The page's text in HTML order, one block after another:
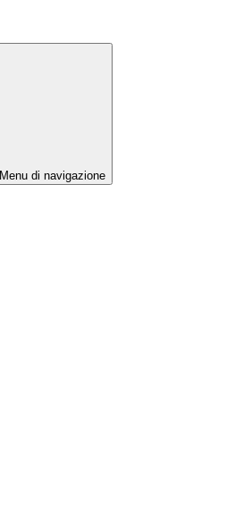
Menu di navigazione